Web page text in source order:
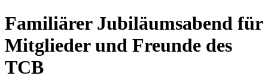
Familiärer Jubiläumsabend für
Mitglieder und Freunde des
TCB